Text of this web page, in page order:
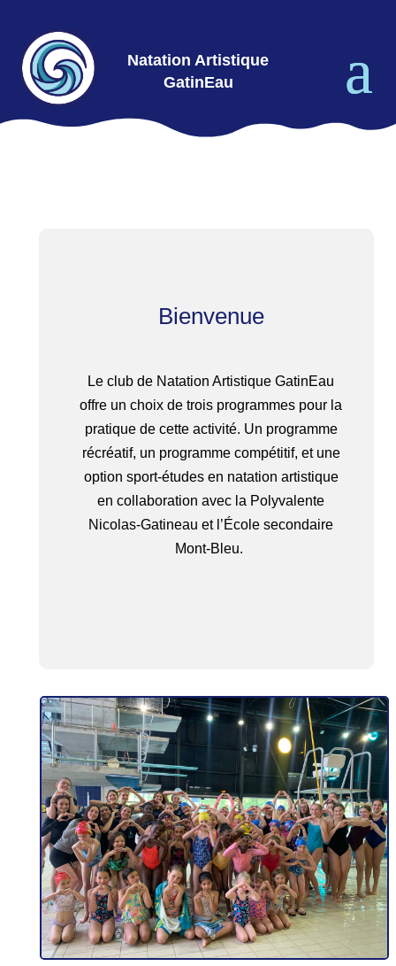
Natation Artistique
GatinEau
Bienvenue
Le club de Natation Artistique GatinEau
offre un choix de trois programmes pour la
pratique de cette activité. Un programme
récréatif, un programme compétitif, et une
option sport-études en natation artistique
en collaboration avec la Polyvalente
Nicolas-Gatineau et l’École secondaire
Mont-Bleu.